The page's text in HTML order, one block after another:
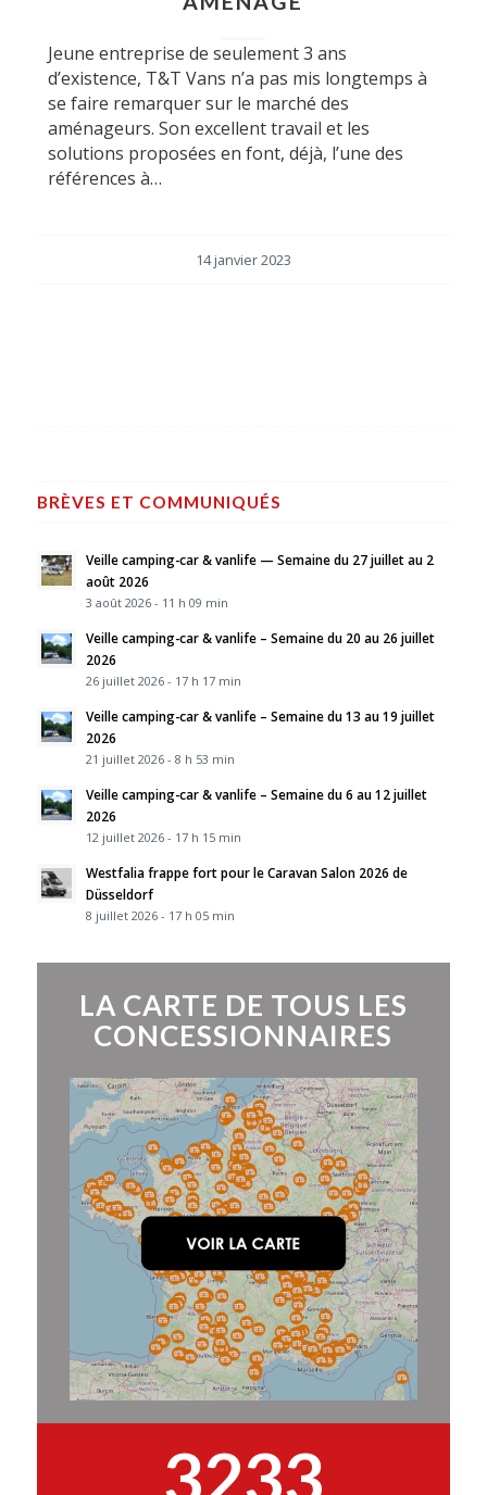
Jeune entreprise de seulement 3 ans
d’existence, T&T Vans n’a pas mis longtemps à
se faire remarquer sur le marché des
aménageurs. Son excellent travail et les
solutions proposées en font, déjà, l’une des
références à…
14 janvier 2023
BRÈVES ET COMMUNIQUÉS
Veille camping-car & vanlife — Semaine du 27 juillet au 2
août 2026
3 août 2026 - 11 h 09 min
Veille camping-car & vanlife – Semaine du 20 au 26 juillet
2026
26 juillet 2026 - 17 h 17 min
Veille camping-car & vanlife – Semaine du 13 au 19 juillet
2026
21 juillet 2026 - 8 h 53 min
Veille camping-car & vanlife – Semaine du 6 au 12 juillet
2026
12 juillet 2026 - 17 h 15 min
Westfalia frappe fort pour le Caravan Salon 2026 de
Düsseldorf
8 juillet 2026 - 17 h 05 min
LA CARTE DE TOUS LES
CONCESSIONNAIRES
3233